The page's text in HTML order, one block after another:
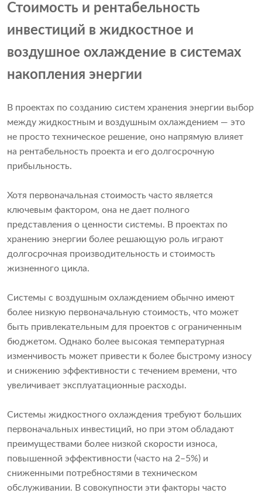
Стоимость и рентабельность
инвестиций в жидкостное и
воздушное охлаждение в системах
накопления энергии
В проектах по созданию систем хранения энергии выбор
между жидкостным и воздушным охлаждением — это
не просто техническое решение, оно напрямую влияет
на рентабельность проекта и его долгосрочную
прибыльность.
Хотя первоначальная стоимость часто является
ключевым фактором, она не дает полного
представления о ценности системы. В проектах по
хранению энергии более решающую роль играют
долгосрочная производительность и стоимость
жизненного цикла.
Системы с воздушным охлаждением обычно имеют
более низкую первоначальную стоимость, что может
быть привлекательным для проектов с ограниченным
бюджетом. Однако более высокая температурная
изменчивость может привести к более быстрому износу
и снижению эффективности с течением времени, что
увеличивает эксплуатационные расходы.
Системы жидкостного охлаждения требуют больших
первоначальных инвестиций, но при этом обладают
преимуществами более низкой скорости износа,
повышенной эффективности (часто на 2–5%) и
сниженными потребностями в техническом
обслуживании. В совокупности эти факторы часто